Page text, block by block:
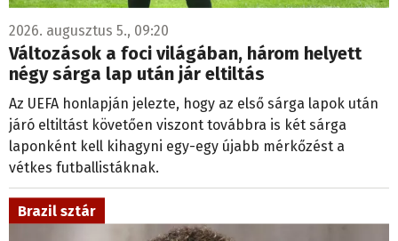
2026. augusztus 5., 09:20
Változások a foci világában, három helyett
négy sárga lap után jár eltiltás
Az UEFA honlapján jelezte, hogy az első sárga lapok után
járó eltiltást követően viszont továbbra is két sárga
laponként kell kihagyni egy-egy újabb mérkőzést a
vétkes futballistáknak.
Brazil sztár